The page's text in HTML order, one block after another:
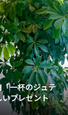
一杯のジュテ
プレゼント